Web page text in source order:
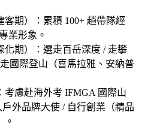
期）
：累積 100+ 趟帶隊經
業形象。
期）
：選走百岳深度 / 走攀
國際登山（喜馬拉雅、安納普
考慮赴海外考 IFMGA 國際山
外品牌大使 / 自行創業（精品
。